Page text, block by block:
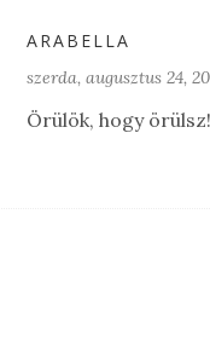
ARABELLA
szerda, augusztus 24,
Örülök, hogy